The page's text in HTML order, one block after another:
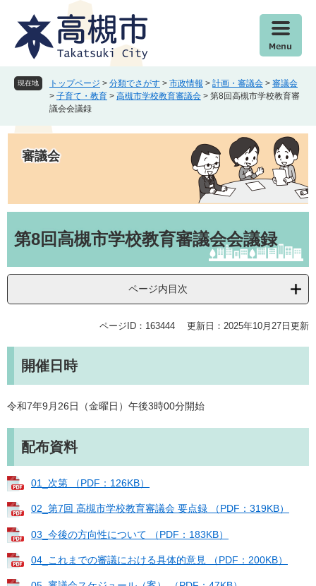
現在地 トップページ > 分類でさがす > 市政情報 > 計画・審議会 > 審議会
> 子育て・教育 > 高槻市学校教育審議会 > 第8回高槻市学校教育審
議会会議録
審議会
文第8回高槻市学校教育審議会会議録
ページ内目次
ページID：163444 更新日：2025年10月27日更新
開催日時
令和7年9月26日（金曜日）午後3時00分開始
配布資料
01_次第 （PDF：126KB）
02_第7回 高槻市学校教育審議会 要点録 （PDF：319KB）
03_今後の方向性について （PDF：183KB）
04_これまでの審議における具体的意見 （PDF：200KB）